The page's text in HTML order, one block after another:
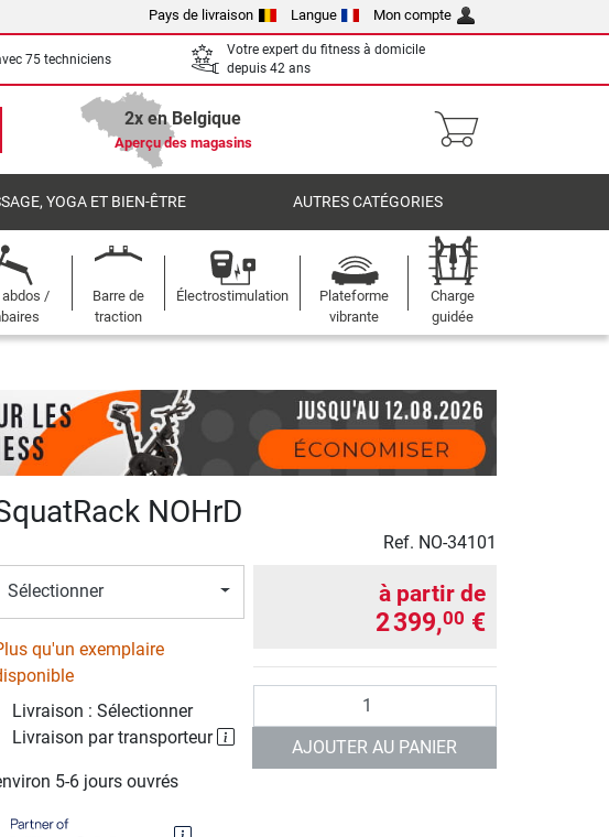
Pays de livraison Langue Mon compte
75 techniciens
Votre expert du fitness à domicile
depuis 42 ans
2x en Belgique
Aperçu des magasins
YOGA ET BIEN-ÊTRE AUTRES CATÉGORIES
abdos /
Barre de
traction
Électrostimulation
Plateforme
vibrante
Charge
guidée
NOHrD
Ref. NO-34101
Sélectionner
qu'un exemplaire
Livraison : Sélectionner
Livraison par transporteur
5-6 jours ouvrés
à partir de
2 399,00 €
AJOUTER AU PANIER